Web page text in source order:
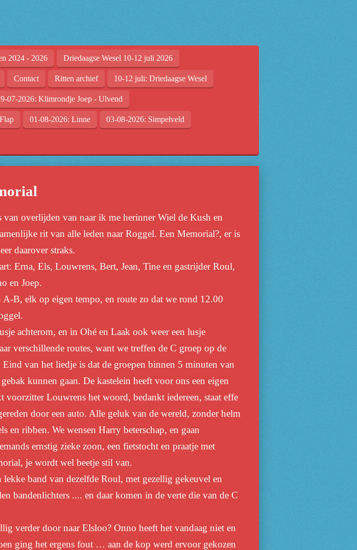
2024 - 2026 Driedaagse Wesel 10-12 juli 2026
Contact Ritten archief 10-12 juli: Driedaagse Wesel
07-2026: Klimrondje Joep - Ulvend
01-08-2026: Linne 03-08-2026: Simpelveld
van overlijden van naar ik me herinner Wiel de Kush en
rit van alle leden naar Roggel. Een Memorial?, er is
daarover straks.
Erna, Els, Louwrens, Bert, Jean, Tine en gastrijder Roul,
en Joep.
B, elk op eigen tempo, en route zo dat we rond 12.00
achterom, en in Ohé en Laak ook weer een lusje
verschillende routes, want we treffen de C groep op de
van het liedje is dat de groepen binnen 5 minuten van
kunnen gaan. De kastelein heeft voor ons een eigen
voorzitter Louwrens het woord, bedankt iedereen, staat effe
door een auto. Alle geluk van de wereld, zonder helm
en ribben. We wensen Harry beterschap, en gaan
ernstig zieke zoon, een fietstocht en praatje met
je wordt wel beetje stil van.
band van dezelfde Roul, met gezellig gekeuvel en
bandenlichters .... en daar komen in de verte die van de C
verder door naarElsloo? Onno heeft het vandaag niet en
ging het ergens fout … aan de kop werd ervoor gekozen